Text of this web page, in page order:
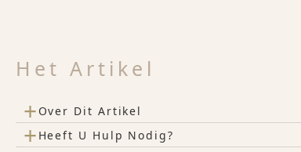
Het Artikel
+ Over Dit Artikel
+ Heeft U Hulp Nodig?